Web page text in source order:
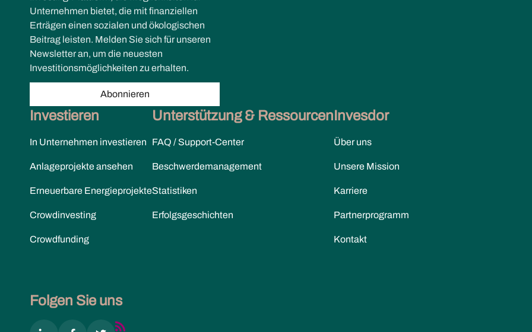
Unternehmen bietet, die mit finanziellen
Erträgen einen sozialen und ökologischen
Beitrag leisten. Melden Sie sich für unseren
Newsletter an, um die neuesten
Investitionsmöglichkeiten zu erhalten.
Abonnieren
Investieren
In Unternehmen investieren
Anlageprojekte ansehen
Erneuerbare Energieprojekte
Crowdinvesting
Crowdfunding
Unterstützung & Ressourcen
FAQ / Support-Center
Beschwerdemanagement
Statistiken
Erfolgsgeschichten
Invesdor
Über uns
Unsere Mission
Karriere
Partnerprogramm
Kontakt
Folgen Sie uns